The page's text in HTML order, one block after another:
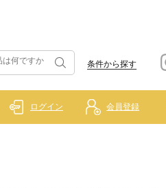
条件から探す
ログイン 会員登録